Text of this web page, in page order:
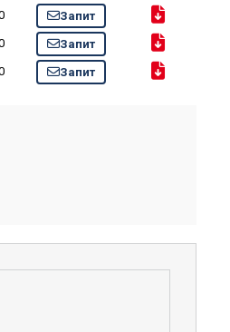
Запит
Запит
Запит